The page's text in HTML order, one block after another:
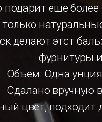
подарит еще
делают этот
фурнитуры
Объем: Одна
Сдалано вручную
цвет, подходит